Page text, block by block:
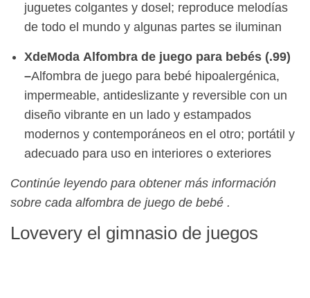
juguetes colgantes y dosel; reproduce melodías
de todo el mundo y algunas partes se iluminan
XdeModa Alfombra de juego para bebés (.99)
–Alfombra de juego para bebé hipoalergénica,
impermeable, antideslizante y reversible con un
diseño vibrante en un lado y estampados
modernos y contemporáneos en el otro; portátil y
adecuado para uso en interiores o exteriores
Continúe leyendo para obtener más información
sobre cada alfombra de juego de bebé .
Lovevery el gimnasio de juegos